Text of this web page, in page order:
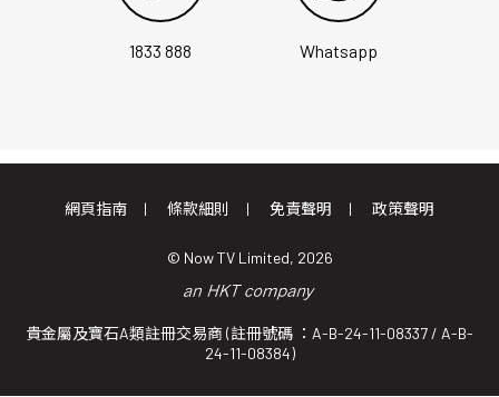
1833 888 Whatsapp
網頁指南 條款細則 免責聲明 政策聲明
© Now TV Limited, 2026
貴金屬及寶石A類註冊交易商 (註冊號碼 ：A-B-24-11-08337 / A-B-
24-11-08384)